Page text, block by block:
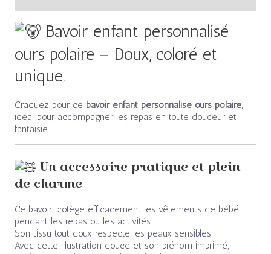
Bavoir enfant personnalisé
ours polaire – Doux, coloré et
unique.
Craquez pour ce bavoir enfant personnalisé ours polaire,
idéal pour accompagner les repas en toute douceur et
fantaisie.
Un accessoire pratique et plein
de charme
Ce bavoir protège efficacement les vêtements de bébé
pendant les repas ou les activités.
Son tissu tout doux respecte les peaux sensibles.
Avec cette illustration douce et son prénom imprimé, il